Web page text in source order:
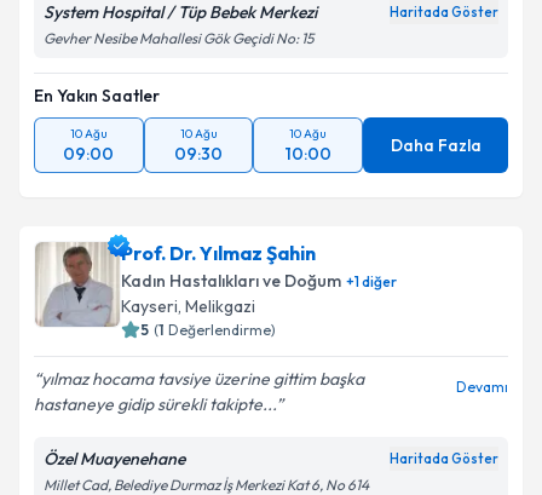
System Hospital / Tüp Bebek Merkezi Haritada Göster
Gevher Nesibe Mahallesi Gök Geçidi No: 15
En Yakın Saatler
10 Ağu
09:00
10 Ağu
09:30
10 Ağu
10:00 Daha Fazla
Prof. Dr. Yılmaz Şahin
Kadın Hastalıkları ve Doğum +1diğer
Kayseri, Melikgazi
5 (1 Değerlendirme)
yılmaz hocama tavsiye üzerine gittim başka
hastaneye gidip sürekli takipte...
Devamı
Özel Muayenehane Haritada Göster
Millet Cad, Belediye Durmaz İş Merkezi Kat 6, No 614